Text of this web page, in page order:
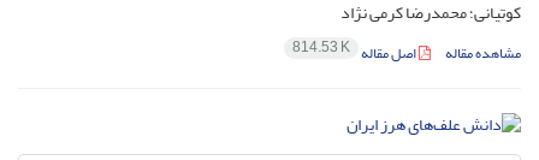
کوتیانی؛ محمدرضا کرمی نژاد
مشاهده مقاله اصل مقاله 814.53 K